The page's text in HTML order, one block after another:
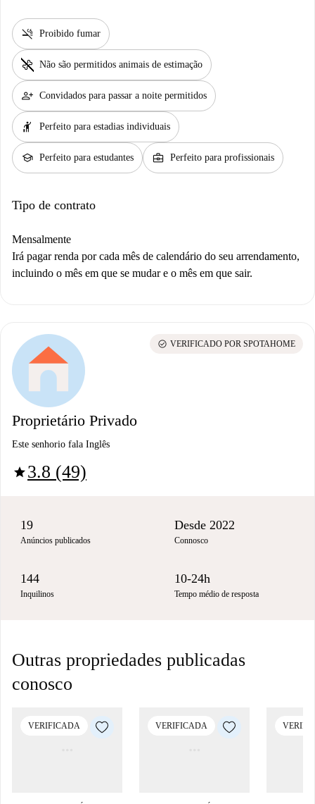
smoke_free Proibido fumar
pet_supplies Não são permitidos animais de estimação
person_add Convidados para passar a noite permitidos
hail Perfeito para estadias individuais
school Perfeito para estudantes business_center Perfeito para profissionais
Tipo de contrato
Mensalmente
Irá pagar renda por cada mês de calendário do seu arrendamento,
incluindo o mês em que se mudar e o mês em que sair.
Proprietário Privado
Este senhorio fala Inglês
star3.8 (49)
check_circle VERIFICADO POR SPOTAHOME
19
Anúncios publicados
Desde 2022
Connosco
144
Inquilinos
10-24h
Tempo médio de resposta
Outras propriedades publicadas
conosco
VERIFICADA VERIFICADA